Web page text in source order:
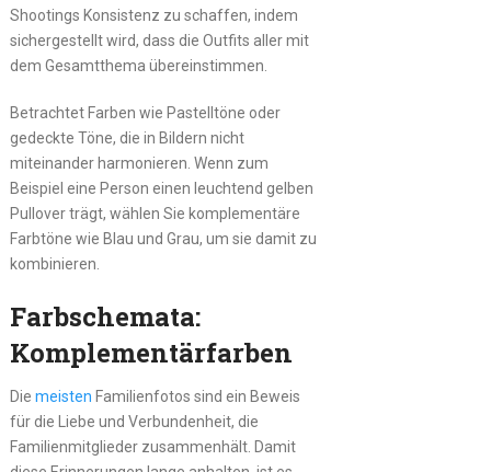
Shootings Konsistenz zu schaffen, indem
sichergestellt wird, dass die Outfits aller mit
dem Gesamtthema übereinstimmen.
Betrachtet Farben wie Pastelltöne oder
gedeckte Töne, die in Bildern nicht
miteinander harmonieren. Wenn zum
Beispiel eine Person einen leuchtend gelben
Pullover trägt, wählen Sie komplementäre
Farbtöne wie Blau und Grau, um sie damit zu
kombinieren.
Farbschemata:
Komplementärfarben
Die meisten Familienfotos sind ein Beweis
für die Liebe und Verbundenheit, die
Familienmitglieder zusammenhält. Damit